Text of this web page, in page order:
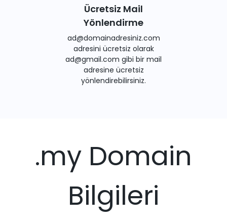
Ücretsiz Mail
Yönlendirme
ad@domainadresiniz.com
adresini ücretsiz olarak
ad@gmail.com gibi bir mail
adresine ücretsiz
yönlendirebilirsiniz.
.my Domain
Bilgileri